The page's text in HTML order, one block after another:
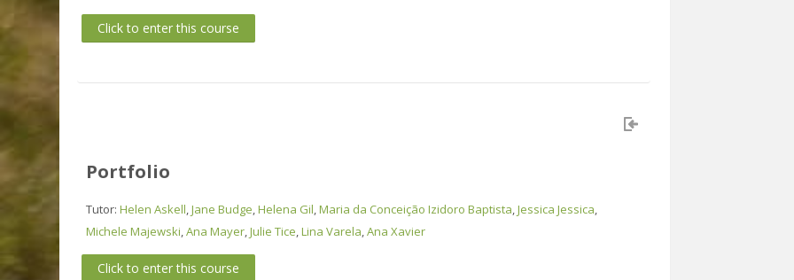
Click to enter this course
Portfolio
Tutor:Helen Askell ,Jane Budge ,Helena Gil ,Maria da Conceição Izidoro Baptista ,Jessica Jessica
Michele Majewski ,Ana Mayer ,Julie Tice ,Lina Varela ,Ana Xavier
Click to enter this course